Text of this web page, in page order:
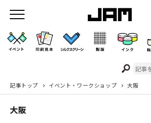
JAMのこと
お店/ワークスペース
記事トップ イベント・ワークショップ 大阪
大阪